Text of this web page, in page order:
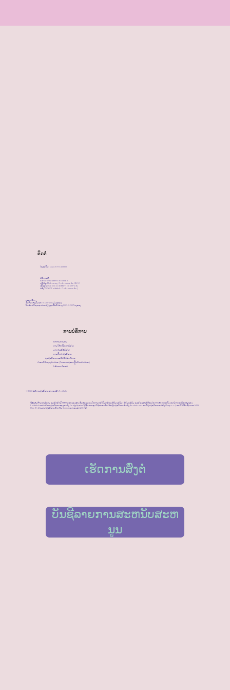
ຕິດຕໍ່
ໂທລະສັບ: (02) 9794 0150
ສະຖານທີ່:
Arthur West Memorial Hall
ຖະໜົນ Mcburney, Cabramatta 2166
(ຕັ້ງຢູ່ໃນ Cabravale Memorial Park,
ຫລັງ PCYC Fairfield - Cabramatta)
​ເວລາເປີດ:
ວັນຈັນເຖິງວັນສຸກ 9.00-5.00 ໂມງແລງ
ປິດຮັບປະທານອາຫານທ່ຽງທຸກມື້ລະຫວ່າງ 1.00-2.00 ໂມງແລງ
ການບໍລິການ
ອາຫານການກິນ
ການໃຫ້ຄໍາປຶກສາທົ່ວໄປ
ວຽກກໍລະນີທົ່ວໄປ
ການສຶກສາສຸຂະພາບ
ກຸ່ມສຸຂະພາບ ແລະສະຫວັດດີການ
ຄຳແນະນຳທາງກົດໝາຍ (ໂດຍການຊ່ວຍເຫຼືອດ້ານກົດໝາຍ)
ບໍລິການເຜີຍແຜ່
ຂໍ້ລິເລີ່ມດ້ານສຸຂະພາບ ແລະສະຫວັດດີການຂອງແມ່ຍິງ, ຕົ້ນຕໍແມ່ນສຸມໃສ່ການສະໜັບສະໜູນຜູ້ອົບພະຍົບ, ຜູ້ອົບພະຍົບ ແລະ ແມ່ຍິງຜູ້ດ້ອຍໂອກາດທີ່ອາໄສຢູ່ກັບເຂດປົກຄອງທ້ອງຖິ່ນຂອງ
Fairfield. ການບໍລິການສຸຂະພາບຂອງແມ່ຍິງ Fairfield ແມ່ນໄດ້ຮັບການອຸປະຖໍາຮ່ວມກັນໂດຍສູນສຸຂະພາບແມ່ຍິງ Bankstown ແລະສູນສຸຂະພາບແມ່ຍິງ Liverpool, ແລະໄດ້ຮັບທຶນຈາກ NSW
Health ຜ່ານເຂດສຸຂະພາບທ້ອງຖິ່ນ Sydney ຕາເວັນຕົກສຽງໃຕ້.
©2023 ບໍລິການສຸຂະພາບຂອງແມ່ຍິງ Fairfield
ເຮັດການສົ່ງຕໍ່
ບັນຊີລາຍການສະຫນັບສະຫ
ນູນ